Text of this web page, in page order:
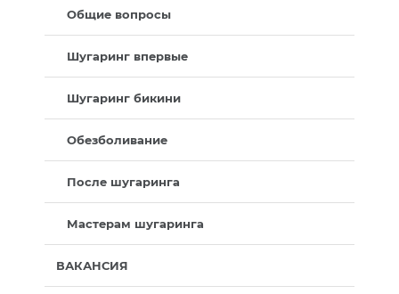
Общие вопросы
Шугаринг впервые
Шугаринг бикини
Обезболивание
После шугаринга
Мастерам шугаринга
ВАКАНСИЯ